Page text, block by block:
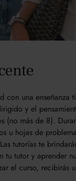
con una enseñanza
y el
(no más de 8).
u hojas de
tutorías te
tu tutor y aprender
el curso, recibirás